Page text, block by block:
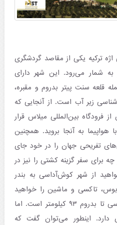
اژه ترکیه یکی از مقاصد گردشگری
شمار می‌رود. این شهر دارای
قلعه سنت پیتر بدروم و مقبره،
زیر آب است. از آنجایی که
۳۶ کیلومتری از فرودگاه بین‌المللی میلاس قرار
هواپیما به آنجا بروید. همچنین
تفریحی جهان را در خود جای
برای سفر گزینه کشتی را نیز در
از شهر کوش‌آداسی به بندر
تاکسی و ماشین را خواهید
داشت. در واقع فاصله کوش‌آداسی تا بدروم ۹۳ کیلومتر است. اما
دارد. اینطور می‌توان گفت که